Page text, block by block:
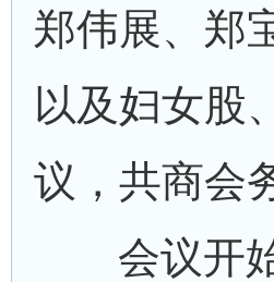
郑伟展、郑
以及妇女股
议，共商会
会议开